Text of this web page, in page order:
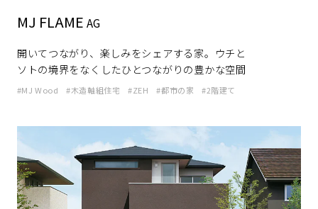
住まいづくりを楽しく学べるデジタルラウンジです。
ウエルネス事業
MJ FLAME AG
開いてつながり、楽しみをシェアする家。ウチと
ソトの境界をなくしたひとつながりの豊かな空間
MJ Wood 木造軸組住宅 ZEH 都市の家 2階建て